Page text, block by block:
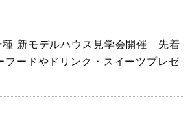
種 新モデルハウス見学会開催 先着
フードやドリンク・スイーツプレゼ